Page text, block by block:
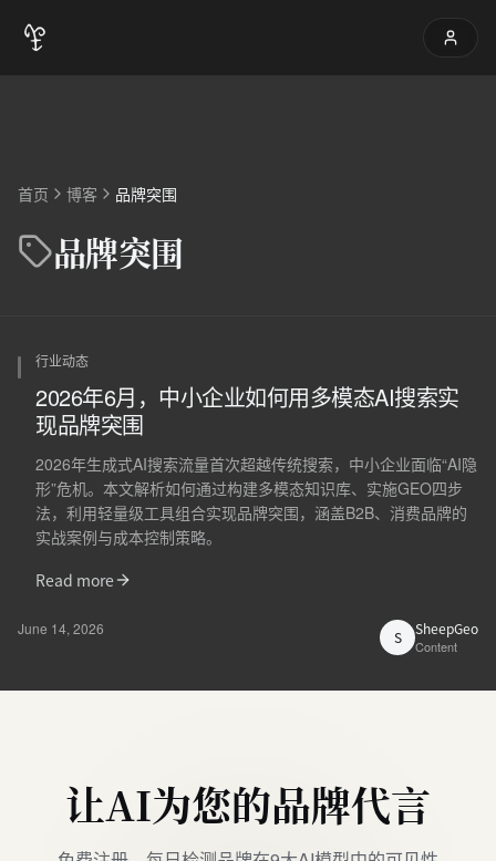
首页 博客 品牌突围
品牌突围
行业动态
2026年6月，中小企业如何用多模态AI搜索实
现品牌突围
2026年生成式AI搜索流量首次超越传统搜索，中小企业面临“AI隐
形”危机。本文解析如何通过构建多模态知识库、实施GEO四步
法，利用轻量级工具组合实现品牌突围，涵盖B2B、消费品牌的
实战案例与成本控制策略。
Read more
June 14, 2026 S SheepGeo
Content
让AI为您的品牌代言